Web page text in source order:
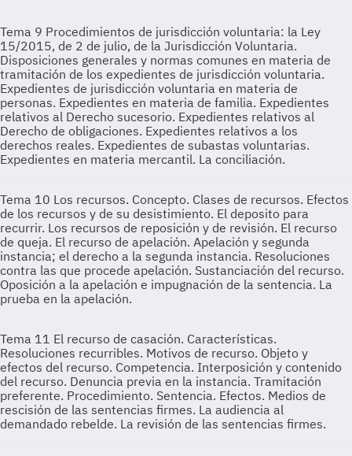
Tema 9 Procedimientos de jurisdicción voluntaria: la Ley
15/2015, de 2 de julio, de la Jurisdicción Voluntaria.
Disposiciones generales y normas comunes en materia de
tramitación de los expedientes de jurisdicción voluntaria.
Expedientes de jurisdicción voluntaria en materia de
personas. Expedientes en materia de familia. Expedientes
relativos al Derecho sucesorio. Expedientes relativos al
Derecho de obligaciones. Expedientes relativos a los
derechos reales. Expedientes de subastas voluntarias.
Expedientes en materia mercantil. La conciliación.
Tema 10 Los recursos. Concepto. Clases de recursos. Efectos
de los recursos y de su desistimiento. El deposito para
recurrir. Los recursos de reposición y de revisión. El recurso
de queja. El recurso de apelación. Apelación y segunda
instancia; el derecho a la segunda instancia. Resoluciones
contra las que procede apelación. Sustanciación del recurso.
Oposición a la apelación e impugnación de la sentencia. La
prueba en la apelación.
Tema 11 El recurso de casación. Características.
Resoluciones recurribles. Motivos de recurso. Objeto y
efectos del recurso. Competencia. Interposición y contenido
del recurso. Denuncia previa en la instancia. Tramitación
preferente. Procedimiento. Sentencia. Efectos. Medios de
rescisión de las sentencias firmes. La audiencia al
demandado rebelde. La revisión de las sentencias firmes.